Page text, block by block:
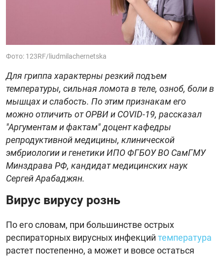
Фото: 123RF/liudmilachernetska
Для гриппа характерны резкий подъем
температуры, сильная ломота в теле, озноб, боли в
мышцах и слабость. По этим признакам его
можно отличить от ОРВИ и COVID-19, рассказал
"Аргументам и фактам" доцент кафедры
репродуктивной медицины, клинической
эмбриологии и генетики ИПО ФГБОУ ВО СамГМУ
Минздрава РФ, кандидат медицинских наук
Сергей Арабаджян.
Вирус вирусу рознь
По его словам, при большинстве острых
респираторных вирусных инфекций температура
растет постепенно, а может и вовсе остаться